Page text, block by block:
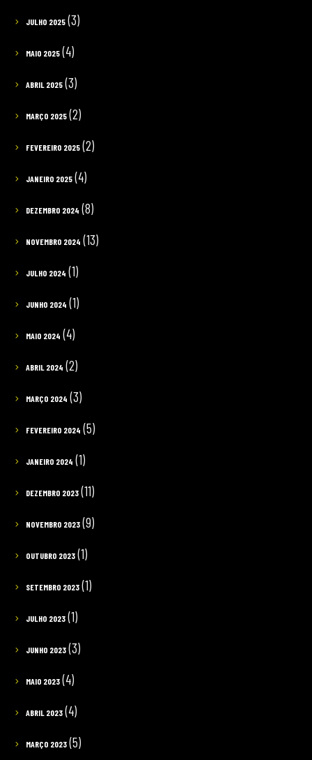
JULHO 2025(3)
MAIO 2025(4)
ABRIL 2025(3)
MARÇO 2025(2)
FEVEREIRO 2025(2)
JANEIRO 2025(4)
DEZEMBRO 2024 (8)
NOVEMBRO 2024 (13)
JULHO 2024 (1)
JUNHO 2024 (1)
MAIO 2024 (4)
ABRIL 2024 (2)
MARÇO 2024 (3)
FEVEREIRO 2024 (5)
JANEIRO 2024 (1)
DEZEMBRO 2023(11)
NOVEMBRO 2023(9)
OUTUBRO 2023(1)
SETEMBRO 2023(1)
JULHO 2023(1)
JUNHO 2023(3)
MAIO 2023(4)
ABRIL 2023(4)
MARÇO 2023(5)